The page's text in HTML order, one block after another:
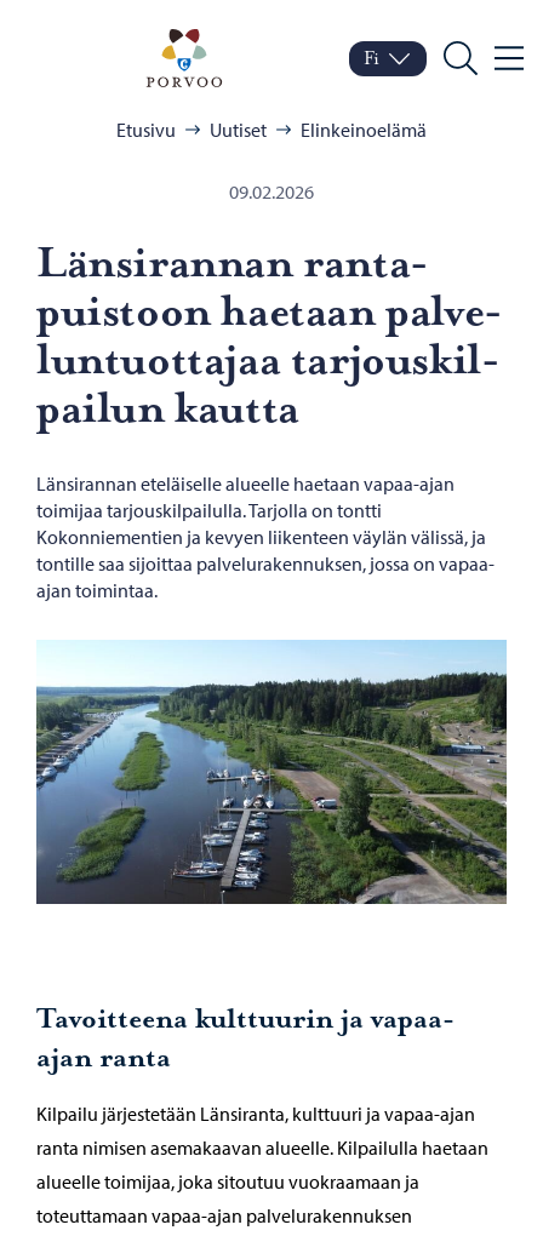
Porvoo – Siirry
Vaihda kieltä
Nykyinen kieli: Suomi
Fi
Hae
Etusivu Uutiset Elinkeinoelämä
09.02.2026
Län­si­ran­nan ran­ta­
puis­toon hae­taan pal­ve­
lun­tuot­ta­jaa tar­jous­kil­
pai­lun kaut­ta
Länsirannan eteläiselle alueelle haetaan vapaa-ajan
toimijaa tarjouskilpailulla. Tarjolla on tontti
Kokonniementien ja kevyen liikenteen väylän välissä, ja
tontille saa sijoittaa palvelurakennuksen, jossa on vapaa-
ajan toimintaa.
Tavoitteena kulttuurin ja vapaa-
ajan ranta
Kilpailu järjestetään Länsiranta, kulttuuri ja vapaa-ajan
ranta nimisen asemakaavan alueelle. Kilpailulla haetaan
alueelle toimijaa, joka sitoutuu vuokraamaan ja
toteuttamaan vapaa-ajan palvelurakennuksen